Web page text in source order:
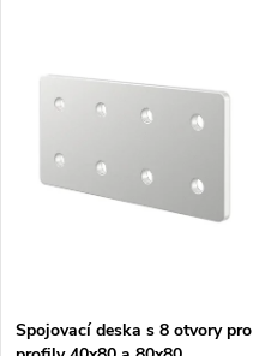
ů
Spojovací deska s 8 otvory pro